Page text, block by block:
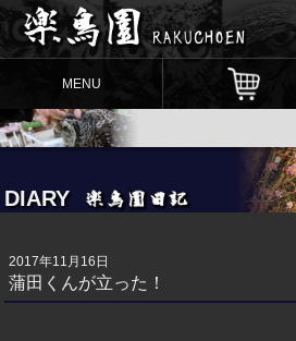
MENU
DIARY
2017年11月16日
蒲田くんが立った！